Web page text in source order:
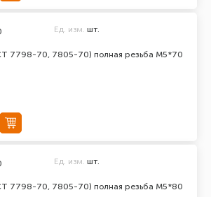
7798-70, 7805-70) полная резьба М5*70
Ед. изм. шт.
7798-70, 7805-70) полная резьба М5*80
Ед. изм. шт.